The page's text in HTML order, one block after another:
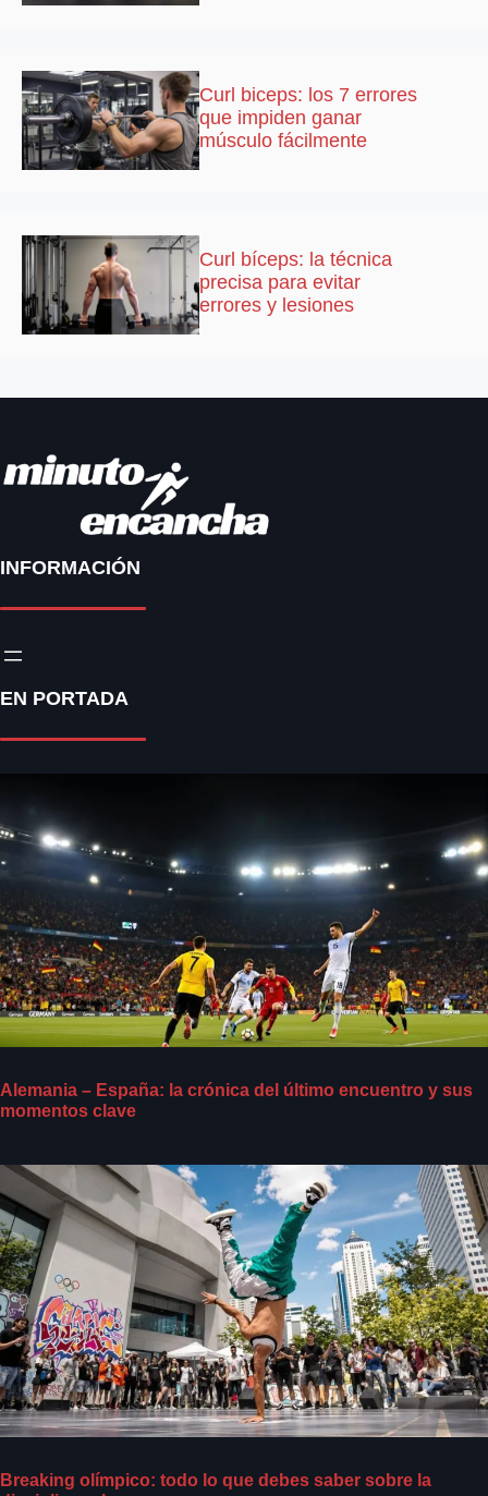
Curl biceps: los 7 errores
que impiden ganar
músculo fácilmente
Curl bíceps: la técnica
precisa para evitar
errores y lesiones
INFORMACIÓN
EN PORTADA
Alemania – España: la crónica del último encuentro y sus
momentos clave
Breaking olímpico: todo lo que debes saber sobre la